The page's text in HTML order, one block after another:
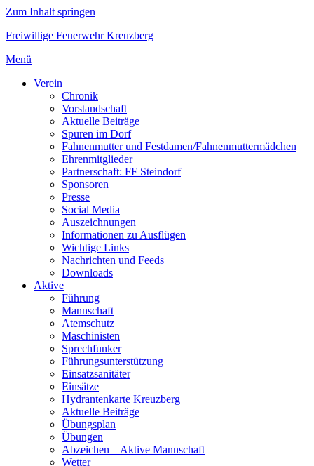
Zum Inhalt springen
Freiwillige Feuerwehr Kreuzberg
Menü
Verein
Chronik
Vorstandschaft
Aktuelle Beiträge
Spuren im Dorf
Fahnenmutter und Festdamen/Fahnenmuttermädchen
Ehrenmitglieder
Partnerschaft: FF Steindorf
Sponsoren
Presse
Social Media
Auszeichnungen
Informationen zu Ausflügen
Wichtige Links
Nachrichten und Feeds
Downloads
Aktive
Führung
Mannschaft
Atemschutz
Maschinisten
Sprechfunker
Führungsunterstützung
Einsatzsanitäter
Einsätze
Hydrantenkarte Kreuzberg
Aktuelle Beiträge
Übungsplan
Übungen
Abzeichen – Aktive Mannschaft
Wetter